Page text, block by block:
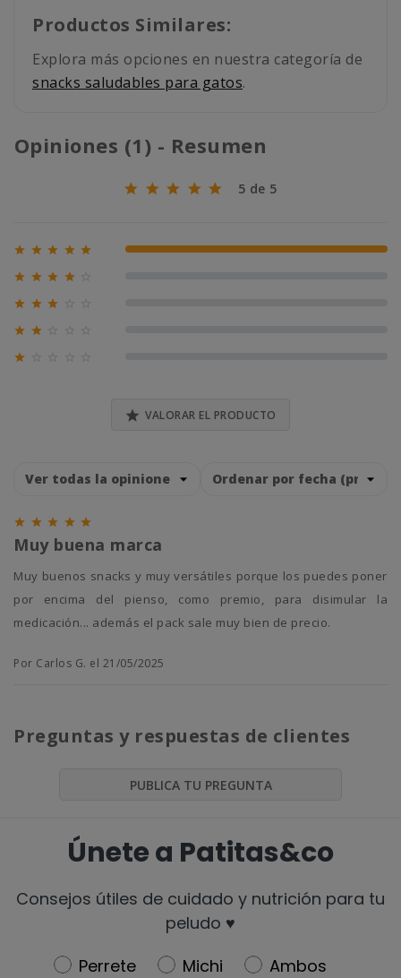
Productos Similares:
Explora más opciones en nuestra categoría de
snacks saludables para gatos.
Opiniones (1) - Resumen
5 de 5
     100% (1)
   
  
 

 VALORAR EL PRODUCTO
    
Muy buena marca
Muy buenos snacks y muy versátiles porque los puedes poner
por encima del pienso, como premio, para disimular la
medicación... además el pack sale muy bien de precio.
Por Carlos G. el 21/05/2025
Preguntas y respuestas de clientes
PUBLICA TU PREGUNTA
Únete a Patitas&co
Consejos útiles de cuidado y nutrición para tu
peludo ♥️
Newsletter
Perrete Michi
Ambos